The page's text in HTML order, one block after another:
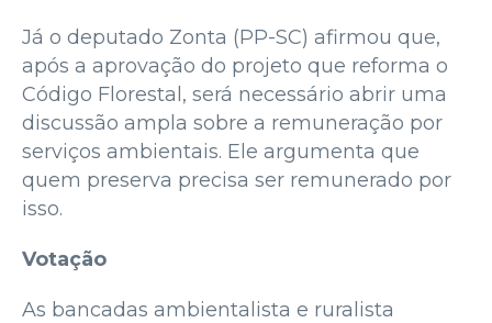
Já o deputado Zonta (PP-SC) afirmou que,
após a aprovação do projeto que reforma o
Código Florestal, será necessário abrir uma
discussão ampla sobre a remuneração por
serviços ambientais. Ele argumenta que
quem preserva precisa ser remunerado por
isso.
Votação
As bancadas ambientalista e ruralista